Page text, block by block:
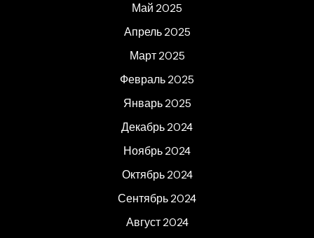
Май 2025
Апрель 2025
Март 2025
Февраль 2025
Январь 2025
Декабрь 2024
Ноябрь 2024
Октябрь 2024
Сентябрь 2024
Август 2024